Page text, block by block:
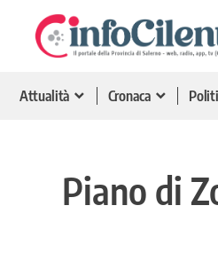
Attualità Cronaca
Piano di